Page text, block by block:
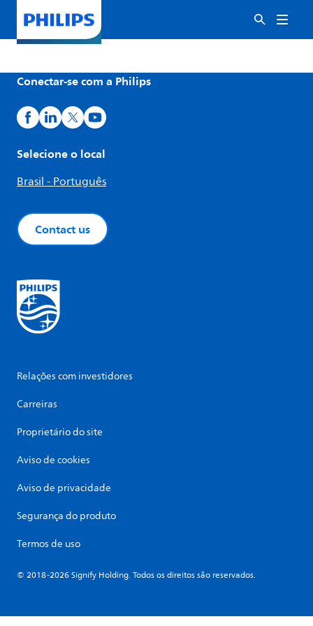
Conectar-se com a Philips
Selecione o local
Brasil - Português
Contact us
Relações com investidores
Carreiras
Proprietário do site
Aviso de cookies
Aviso de privacidade
Segurança do produto
Termos de uso
© 2018-2026 Signify Holding. Todos os direitos são reservados.